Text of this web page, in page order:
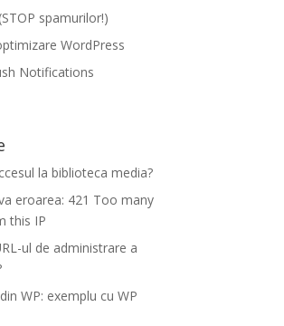
spamurilor!)
WordPress
Notifications
la biblioteca media?
eroarea: 421 Too many
this IP
ul de administrare a
WP: exemplu cu WP